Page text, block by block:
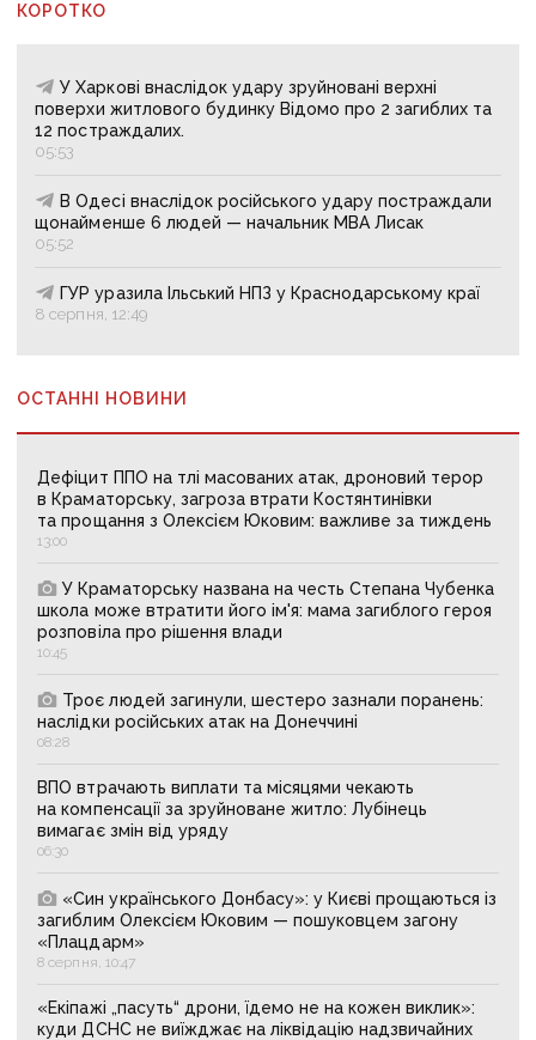
КОРОТКО
У Харкові внаслідок удару зруйновані верхні
поверхи житлового будинку Відомо про 2 загиблих та
12 постраждалих.
05:53
В Одесі внаслідок російського удару постраждали
щонайменше 6 людей — начальник МВА Лисак
05:52
ГУР уразила Ільський НПЗ у Краснодарському краї
8 серпня, 12:49
ОСТАННІ НОВИНИ
Дефіцит ППО на тлі масованих атак, дроновий терор
в Краматорську, загроза втрати Костянтинівки
та прощання з Олексієм Юковим: важливе за тиждень
13:00
У Краматорську названа на честь Степана Чубенка
школа може втратити його ім'я: мама загиблого героя
розповіла про рішення влади
10:45
Троє людей загинули, шестеро зазнали поранень:
наслідки російських атак на Донеччині
08:28
ВПО втрачають виплати та місяцями чекають
на компенсації за зруйноване житло: Лубінець
вимагає змін від уряду
06:30
«Син українського Донбасу»: у Києві прощаються із
загиблим Олексієм Юковим — пошуковцем загону
«Плацдарм»
8 серпня, 10:47
«Екіпажі „пасуть“ дрони, їдемо не на кожен виклик»:
куди ДСНС не виїжджає на ліквідацію надзвичайних